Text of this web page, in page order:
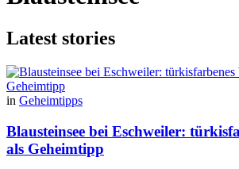
Latest stories
in Geheimtipps
Blausteinsee bei Eschweiler:
als Geheimtipp